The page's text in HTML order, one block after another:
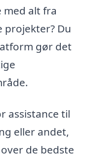
med alt fra
Du
gør det
assistance til
eller andet,
de bedste